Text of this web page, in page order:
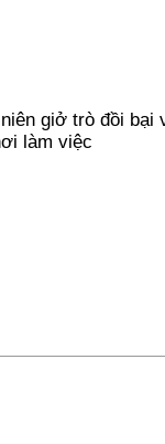
giở trò đồi bại
làm việc